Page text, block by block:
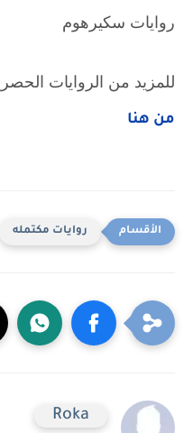
روايات سكيرهوم
للمزيد من الروايات
من هنا
روايات مكتمله
Roka